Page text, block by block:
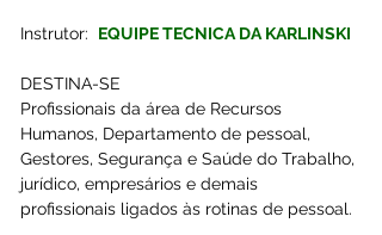
Instrutor: EQUIPE TECNICA DA KARLINSKI
DESTINA-SE
Profissionais da área de Recursos
Humanos, Departamento de pessoal,
Gestores, Segurança e Saúde do Trabalho,
jurídico, empresários e demais
profissionais ligados às rotinas de pessoal.